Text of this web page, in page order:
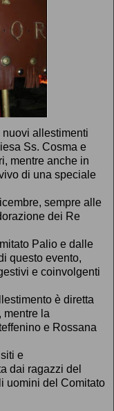
nuovi allestimenti
Ss. Cosma e
mentre anche in
di una speciale
sempre alle
dei Re
Palio e dalle
questo evento,
e coinvolgenti
è diretta
mentre la
e Rossana
e
dai ragazzi del
uomini del Comitato